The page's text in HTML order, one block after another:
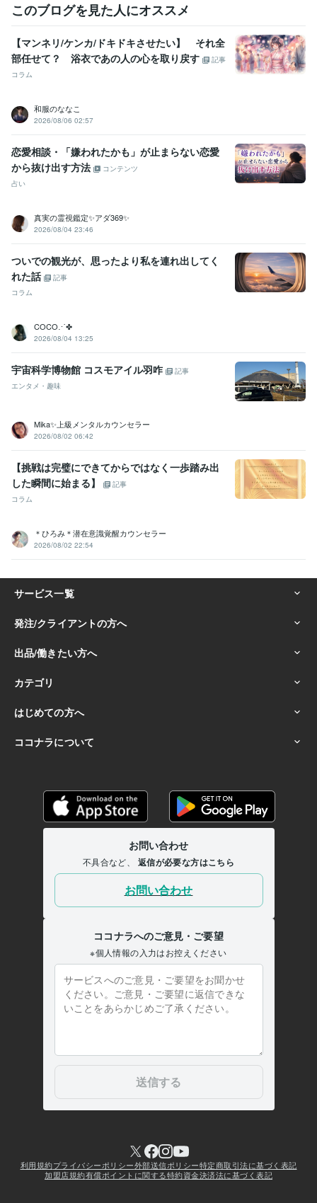
このブログを見た人にオススメ
【マンネリ/ケンカ/ドキドキさせたい】 それ全
部任せて？ 浴衣であの人の心を取り戻す
記事
コラム
和服のななこ
2026/08/06 02:57
恋愛相談・「嫌われたかも」が止まらない恋愛
から抜け出す方法
コンテンツ
占い
真実の霊視鑑定✨アダ369✨
2026/08/04 23:46
ついでの観光が、思ったより私を連れ出してく
れた話
記事
コラム
COCO⋰✤
2026/08/04 13:25
宇宙科学博物館 コスモアイル羽咋
記事
エンタメ・趣味
Mika✨上級メンタルカウンセラー
2026/08/02 06:42
【挑戦は完璧にできてからではなく一歩踏み出
した瞬間に始まる】
記事
コラム
＊ひろみ＊潜在意識覚醒カウンセラー
2026/08/02 22:54